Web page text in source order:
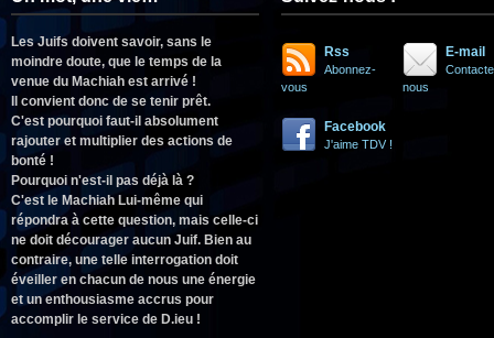
Les Juifs doivent savoir, sans le
moindre doute, que le temps de la
venue du Machiah est arrivé !
Il convient donc de se tenir prêt.
C'est pourquoi faut-il absolument
rajouter et multiplier des actions de
bonté !
Pourquoi n'est-il pas déjà là ?
C'est le Machiah Lui-même qui
répondra à cette question, mais celle-ci
ne doit décourager aucun Juif. Bien au
contraire, une telle interrogation doit
éveiller en chacun de nous une énergie
et un enthousiasme accrus pour
accomplir le service de D.ieu !
Rss
Abonnez-
vous
E-mail
nous
Facebook
J'aime TDV !